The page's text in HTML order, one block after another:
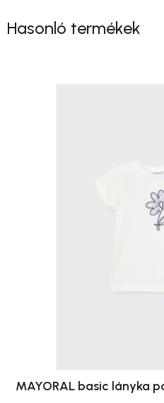
Hasonló termékek
MAYORAL basic lányka